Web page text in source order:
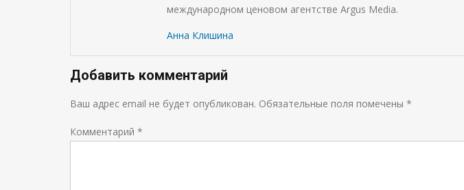
международном ценовом агентстве Argus Media.
Анна Клишина
Добавить комментарий
Ваш адрес email не будет опубликован. Обязательные поля помечены *
Комментарий *